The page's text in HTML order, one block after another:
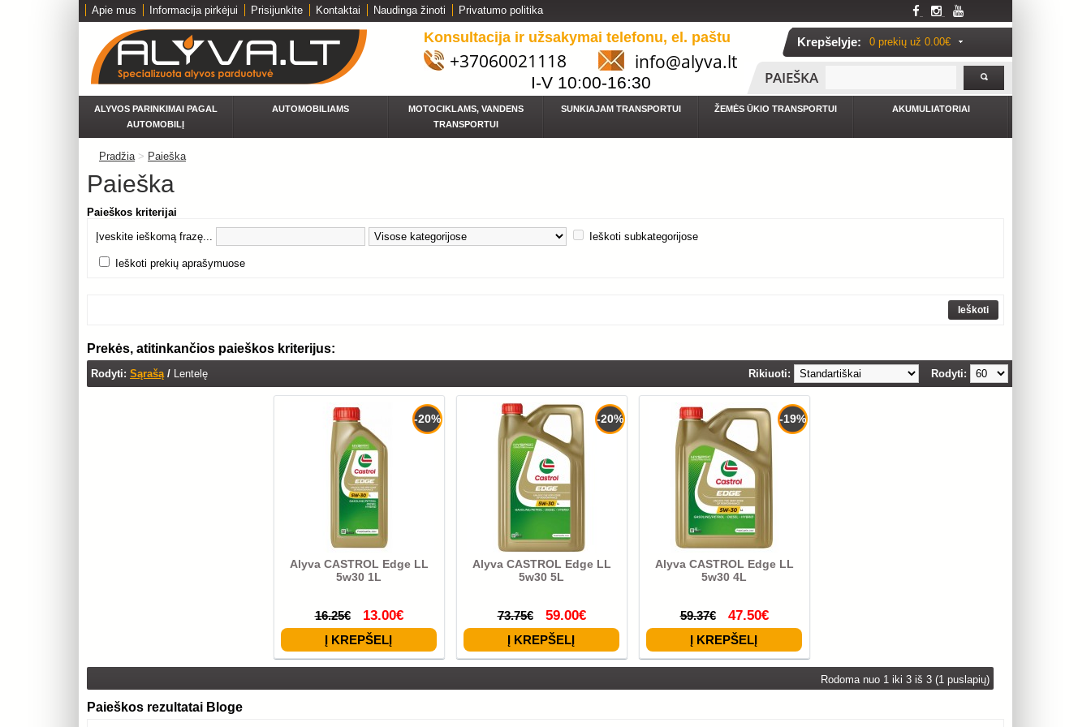
Apie mus Informacija pirkėjui Prisijunkite Kontaktai Naudinga žinoti Privatumo politika
Konsultacija ir užsakymai telefonu, el. paštu
+37060021118 info@alyva.lt
I-V 10:00-16:30
Krepšelyje: 0 prekių už 0.00€
PAIEŠKA
ALYVOS PARINKIMAI PAGAL
AUTOMOBILĮ
AUTOMOBILIAMS
MOTOCIKLAMS, VANDENS
TRANSPORTUI
SUNKIAJAM TRANSPORTUI ŽEMĖS ŪKIO TRANSPORTUI AKUMULIATORIAI
Pradžia> Paieška
Paieška
Paieškos kriterijai
Įveskite ieškomą frazę...
Ieškoti subkategorijose
Ieškoti prekių aprašymuose
Prekės, atitinkančios paieškos kriterijus:
Rodyti: Sąrašą / Lentelę Rodyti:
Rikiuoti:
-20%
Alyva CASTROL Edge LL
5w30 1L
16.25€ 13.00€
-20%
Alyva CASTROL Edge LL
5w30 5L
73.75€ 59.00€
-19%
Alyva CASTROL Edge LL
5w30 4L
59.37€ 47.50€
Rodoma nuo 1 iki 3 iš 3 (1 puslapių)
Paieškos rezultatai Bloge